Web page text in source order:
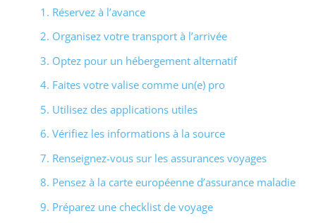
1. Réservez à l’avance
2. Organisez votre transport à l’arrivée
3. Optez pour un hébergement alternatif
4. Faites votre valise comme un(e) pro
5. Utilisez des applications utiles
6. Vérifiez les informations à la source
7. Renseignez-vous sur les assurances voyages
8. Pensez à la carte européenne d’assurance maladie
9. Préparez une checklist de voyage